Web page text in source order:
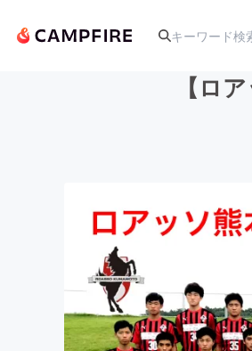
アート・写真
映像・映画
【ロ